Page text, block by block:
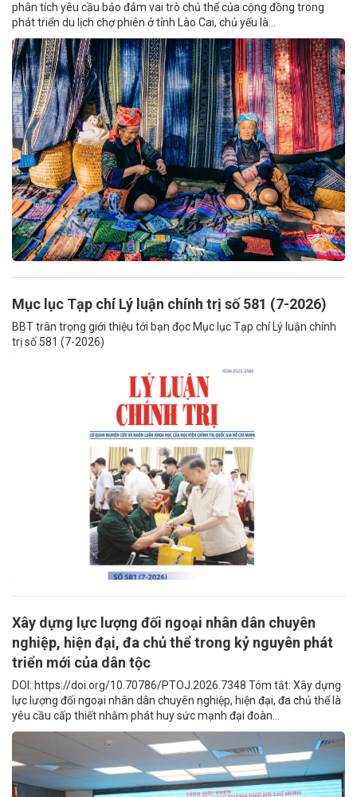
phân tích yêu cầu bảo đảm vai trò chủ thể của cộng đồng trong
phát triển du lịch chợ phiên ở tỉnh Lào Cai, chủ yếu là...
Mục lục Tạp chí Lý luận chính trị số 581 (7-2026)
BBT trân trọng giới thiệu tới bạn đọc Mục lục Tạp chí Lý luận chính
trị số 581 (7-2026)
Xây dựng lực lượng đối ngoại nhân dân chuyên
nghiệp, hiện đại, đa chủ thể trong kỷ nguyên phát
triển mới của dân tộc
DOI: https://doi.org/10.70786/PTOJ.2026.7348 Tóm tắt: Xây dựng
lực lượng đối ngoại nhân dân chuyên nghiệp, hiện đại, đa chủ thể là
yêu cầu cấp thiết nhằm phát huy sức mạnh đại đoàn...